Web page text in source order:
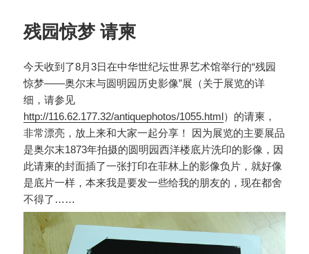
残园惊梦 请柬
今天收到了8月3日在中华世纪坛世界艺术馆举行的“残园
惊梦——奥尔末与圆明园历史影像”展（关于展览的详
细，请参见
http://116.62.177.32/antiquephotos/1055.html）的请柬，
非常漂亮，放上来和大家一起分享！ 因为展览的主要展品
是奥尔末1873年拍摄的圆明园西洋楼底片洗印的影像，因
此请柬的封面插了一张打印在菲林上的影像负片，就好像
是底片一样，本来我是要发一些给我的朋友的，现在都舍
不得了……